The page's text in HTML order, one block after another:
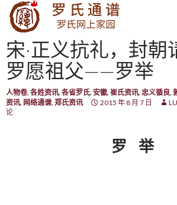
SKIP TO CONTENT
宋·正义抗礼，封朝
罗愿祖父——罗举
人物卷, 各姓资讯, 各省罗氏, 安徽, 崔氏资讯, 忠义循良,
资讯, 网络通谱, 郑氏资讯 2015 年 8 月 7 日
论
罗 举